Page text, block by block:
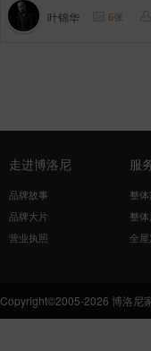
叶锦华 6张
走进博洛尼
品牌故事
品牌大片
营业执照
服
整
整
全
Copyright©2005-2026 博洛尼